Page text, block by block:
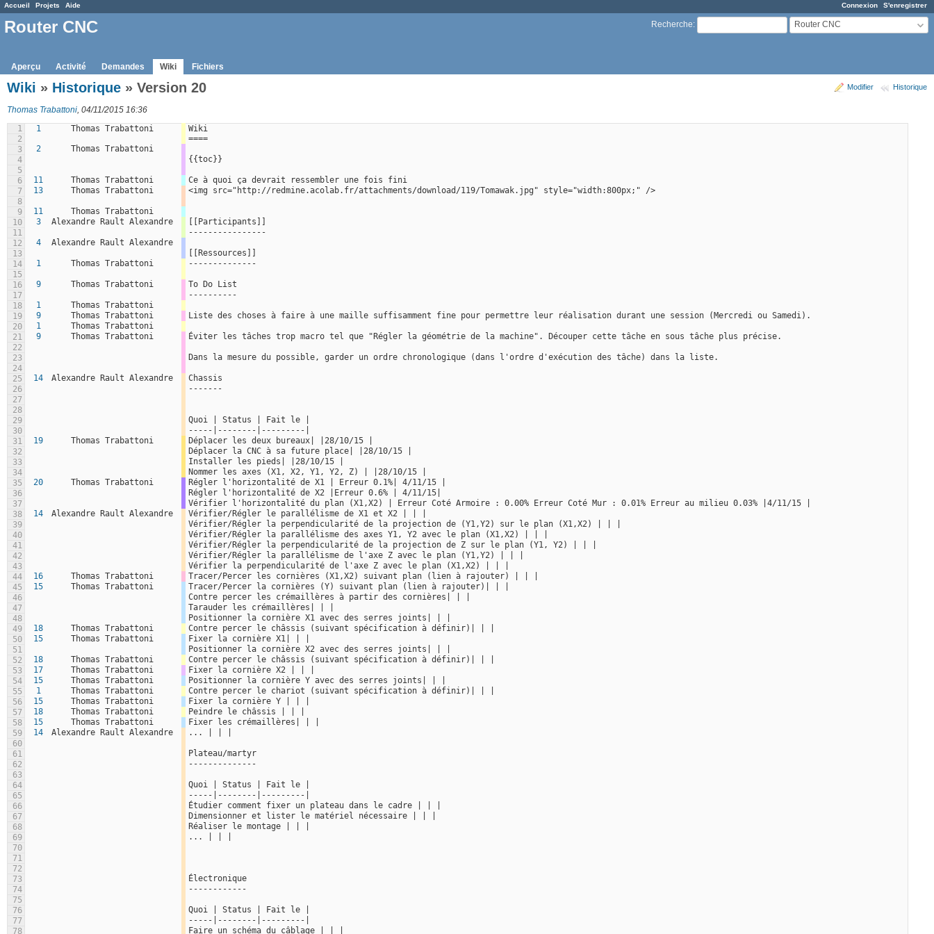
Connexion S'enregistrer
Accueil Projets Aide
Recherche: Router CNC
Router CNC
Aperçu Activité Demandes Wiki Fichiers
Modifier Historique
Wiki » Historique » Version 20
Thomas Trabattoni, 04/11/2015 16:36
1
1 Thomas Trabattoni
Wiki
2
====
3
2
Thomas Trabattoni
4
{{toc}}
5
6
11 Thomas Trabattoni
Ce à quoi ça devrait ressembler une fois fini
7
13 Thomas Trabattoni
<img src="http://redmine.acolab.fr/attachments/download/119/Tomawak.jpg" style="width:800px;" />
8
9
11
Thomas Trabattoni
10
3 Alexandre Rault Alexandre
[[Participants]]
11
----------------
12
4
Alexandre Rault Alexandre
13
[[Ressources]]
14
1 Thomas Trabattoni
--------------
15
16
9 Thomas Trabattoni
To Do List
17
----------
18
1
Thomas Trabattoni
19
9 Thomas Trabattoni
Liste des choses à faire à une maille suffisamment fine pour permettre leur réalisation durant une session (Mercredi ou Samedi).
20
1
Thomas Trabattoni
21
9 Thomas Trabattoni
Éviter les tâches trop macro tel que "Régler la géométrie de la machine". Découper cette tâche en sous tâche plus précise.
22
23
Dans la mesure du possible, garder un ordre chronologique (dans l'ordre d'exécution des tâche) dans la liste.
24
25
14 Alexandre Rault Alexandre
Chassis
26
-------
27
28
29
Quoi | Status | Fait le |
30
-----|--------|---------|
31
19 Thomas Trabattoni
Déplacer les deux bureaux| |28/10/15 |
32
Déplacer la CNC à sa future place| |28/10/15 |
33
Installer les pieds| |28/10/15 |
34
Nommer les axes (X1, X2, Y1, Y2, Z) | |28/10/15 |
35
20 Thomas Trabattoni
Régler l'horizontalité de X1 | Erreur 0.1%| 4/11/15 |
36
Régler l'horizontalité de X2 |Erreur 0.6% | 4/11/15|
37
Vérifier l'horizontalité du plan (X1,X2) | Erreur Coté Armoire : 0.00% Erreur Coté Mur : 0.01% Erreur au milieu 0.03% |4/11/15 |
38
14 Alexandre Rault Alexandre
Vérifier/Régler le parallélisme de X1 et X2 | | |
39
Vérifier/Régler la perpendicularité de la projection de (Y1,Y2) sur le plan (X1,X2) | | |
40
Vérifier/Régler la parallélisme des axes Y1, Y2 avec le plan (X1,X2) | | |
41
Vérifier/Régler la perpendicularité de la projection de Z sur le plan (Y1, Y2) | | |
42
Vérifier/Régler la parallélisme de l'axe Z avec le plan (Y1,Y2) | | |
43
Vérifier la perpendicularité de l'axe Z avec le plan (X1,X2) | | |
44
16 Thomas Trabattoni
Tracer/Percer les cornières (X1,X2) suivant plan (lien à rajouter) | | |
45
15 Thomas Trabattoni
Tracer/Percer la cornières (Y) suivant plan (lien à rajouter)| | |
46
Contre percer les crémaillères à partir des cornières| | |
47
Tarauder les crémaillères| | |
48
Positionner la cornière X1 avec des serres joints| | |
49
18 Thomas Trabattoni
Contre percer le châssis (suivant spécification à définir)| | |
50
15 Thomas Trabattoni
Fixer la cornière X1| | |
51
Positionner la cornière X2 avec des serres joints| | |
52
18 Thomas Trabattoni
Contre percer le châssis (suivant spécification à définir)| | |
53
17 Thomas Trabattoni
Fixer la cornière X2 | | |
54
15 Thomas Trabattoni
Positionner la cornière Y avec des serres joints| | |
55
1 Thomas Trabattoni
Contre percer le chariot (suivant spécification à définir)| | |
56
15 Thomas Trabattoni
Fixer la cornière Y | | |
57
18 Thomas Trabattoni
Peindre le châssis | | |
58
15 Thomas Trabattoni
Fixer les crémaillères| | |
59
14 Alexandre Rault Alexandre
... | | |
60
61
Plateau/martyr
62
--------------
63
64
Quoi | Status | Fait le |
65
-----|--------|---------|
66
Étudier comment fixer un plateau dans le cadre | | |
67
Dimensionner et lister le matériel nécessaire | | |
68
Réaliser le montage | | |
69
... | | |
70
71
72
73
Électronique
74
------------
75
76
Quoi | Status | Fait le |
77
-----|--------|---------|
78
Faire un schéma du câblage | | |